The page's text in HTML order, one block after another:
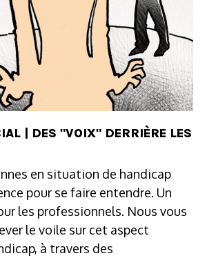
| DES "VOIX" DERRIÈRE LES
en situation de handicap
pour se faire entendre. Un
les professionnels. Nous vous
le voile sur cet aspect
à travers des